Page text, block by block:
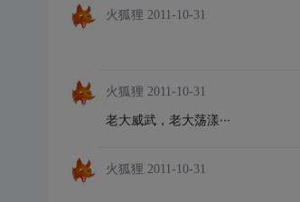
火狐狸 2011-10-31
火狐狸 2011-10-31
老大威武，老大荡漾···
火狐狸 2011-10-31